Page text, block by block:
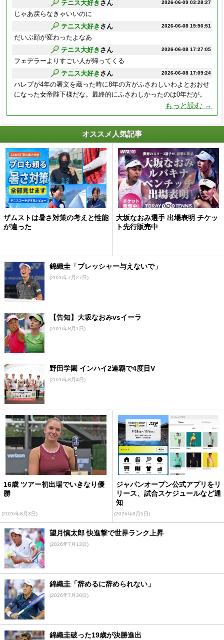
2026-06-09 03:28:27
テニス大好き さん
じゃあ戻らなきゃいいのに
2026-06-08 19:50:51
テニス大好き さん
だいぶ顔が変わったよなあ
2026-06-08 17:27:05
テニス大好き さん
フェデラーよりすごい人が帰ってくる
2026-06-08 17:09:24
テニス大好き さん
ハレプが4年の署文を蔵った時に8年の方がふさわしいわよとおおせ
になった女帝陛下様だな。最終的にふさわしかったのは0年だが。
もっと読む →
オススメ人気記事
ザムストは暑さ対策の考えと性能
が違った
大坂なおみ選手 出場表明 チケッ
ト先行販売中
錦織圭「プレッシャー与えないで」
(2026年7月27日)
【告知】大坂なおみvsイーラ
(2026年8月1日)
野田学園 インハイ2連覇で4度目V
(2026年8月4日)
16歳 ツアー初出場でいきなり優
勝
(2026年8月3日)
ジャパンオープン公式アプリをリ
リース、試合スケジュールなど通
知
(2026年8月5日)
望月慎太郎 快進撃で世界ランク上昇
(2026年7月13日)
錦織圭「辞めるに辞められない」
(2026年7月30日)
錦織圭破った19歳が決勝進出